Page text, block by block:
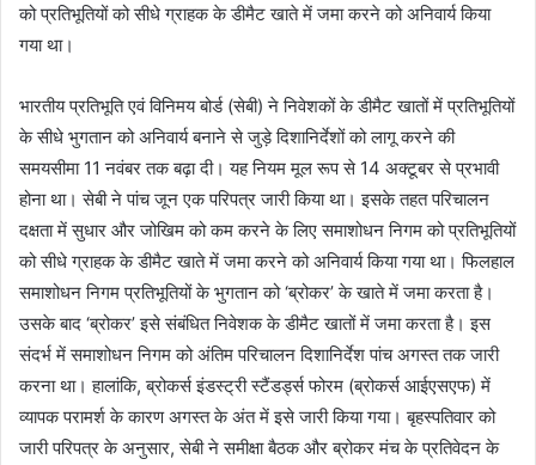
को प्रतिभूतियों को सीधे ग्राहक के डीमैट खाते में जमा करने को अनिवार्य किया
गया था।
भारतीय प्रतिभूति एवं विनिमय बोर्ड (सेबी) ने निवेशकों के डीमैट खातों में प्रतिभूतियों
के सीधे भुगतान को अनिवार्य बनाने से जुड़े दिशानिर्देशों को लागू करने की
समयसीमा 11 नवंबर तक बढ़ा दी। यह नियम मूल रूप से 14 अक्टूबर से प्रभावी
होना था। सेबी ने पांच जून एक परिपत्र जारी किया था। इसके तहत परिचालन
दक्षता में सुधार और जोखिम को कम करने के लिए समाशोधन निगम को प्रतिभूतियों
को सीधे ग्राहक के डीमैट खाते में जमा करने को अनिवार्य किया गया था। फिलहाल
समाशोधन निगम प्रतिभूतियों के भुगतान को ‘ब्रोकर’ के खाते में जमा करता है।
उसके बाद ‘ब्रोकर’ इसे संबंधित निवेशक के डीमैट खातों में जमा करता है। इस
संदर्भ में समाशोधन निगम को अंतिम परिचालन दिशानिर्देश पांच अगस्त तक जारी
करना था। हालांकि, ब्रोकर्स इंडस्ट्री स्टैंडर्ड्स फोरम (ब्रोकर्स आईएसएफ) में
व्यापक परामर्श के कारण अगस्त के अंत में इसे जारी किया गया। बृहस्पतिवार को
जारी परिपत्र के अनुसार, सेबी ने समीक्षा बैठक और ब्रोकर मंच के प्रतिवेदन के